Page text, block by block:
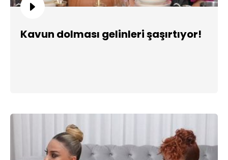
Kavun dolması gelinleri şaşırtıyor!